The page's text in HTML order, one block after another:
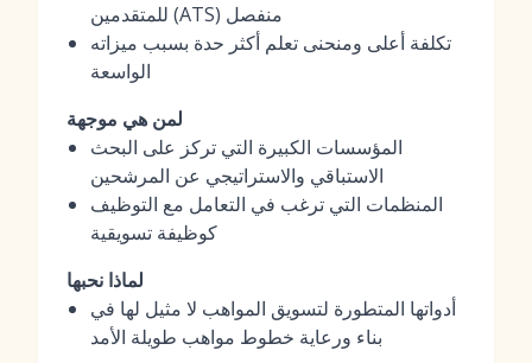
للمتقدمين (ATS) منفصل
تكلفة أعلى ومنحنى تعلم أكثر حدة بسبب ميزاته
الواسعة
لمن هي موجهة
المؤسسات الكبيرة التي تركز على البحث
الاستباقي والاستراتيجي عن المرشحين
المنظمات التي ترغب في التعامل مع التوظيف
كوظيفة تسويقية
لماذا نحبها
أدواتها المتطورة لتسويق المواهب لا مثيل لها في
بناء ورعاية خطوط مواهب طويلة الأمد